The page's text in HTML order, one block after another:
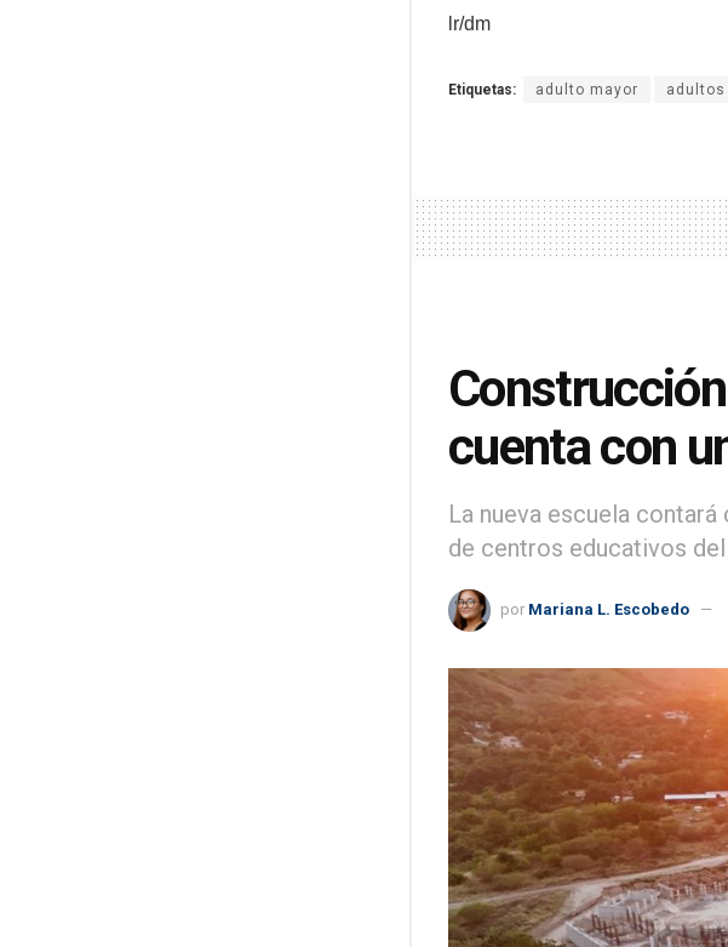
lr/dm
Etiquetas: adulto mayor adultos
cuenta con
La nueva escuela
de centros educativos del
por Mariana L. Escobedo